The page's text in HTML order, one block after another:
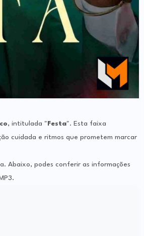
, intitulada " Festa". Esta faixa
cuidada e ritmos que prometem marcar
Abaixo, podes conferir as informações